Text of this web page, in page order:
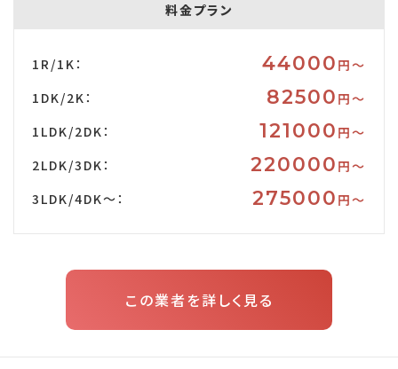
料金プラン
1R/1K： 44000 円〜
1DK/2K：
82500 円〜
1LDK/2DK：
121000 円〜
2LDK/3DK：
220000 円〜
3LDK/4DK～：
275000 円〜
この業者を詳しく見る